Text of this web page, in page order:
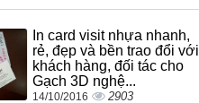
In card visit nhựa nhanh,
rẻ, đẹp và bền trao đổi với
khách hàng, đối tác cho
Gạch 3D nghệ...
14/10/2016 2903